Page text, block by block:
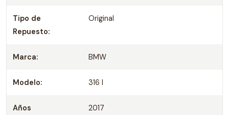
Tipo de
Repuesto:
Original
Marca: BMW
Modelo: 316 I
Años
2017